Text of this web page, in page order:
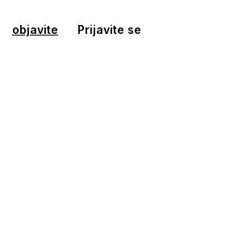
objavite Prijavite se